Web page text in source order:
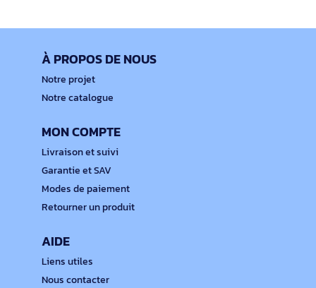
À PROPOS DE NOUS
Notre projet
Notre catalogue
MON COMPTE
Livraison et suivi
Garantie et SAV
Modes de paiement
Retourner un produit
AIDE
Liens utiles
Nous contacter